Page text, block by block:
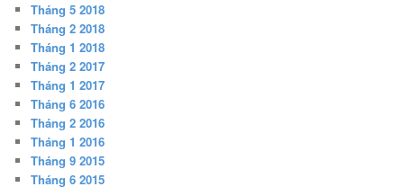
Tháng 5 2018
Tháng 2 2018
Tháng 1 2018
Tháng 2 2017
Tháng 1 2017
Tháng 6 2016
Tháng 2 2016
Tháng 1 2016
Tháng 9 2015
Tháng 6 2015